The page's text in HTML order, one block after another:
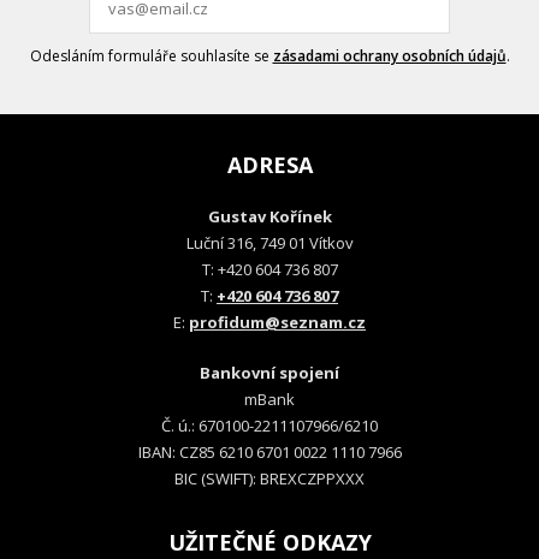
Odesláním formuláře souhlasíte se zásadami ochrany osobních údajů.
ADRESA
Gustav Kořínek
Luční 316, 749 01 Vítkov
T: +420 604 736 807
T: +420 604 736 807
E: profidum@seznam.cz
Bankovní spojení
mBank
Č. ú.: 670100-2211107966/6210
IBAN: CZ85 6210 6701 0022 1110 7966
BIC (SWIFT): BREXCZPPXXX
UŽITEČNÉ ODKAZY